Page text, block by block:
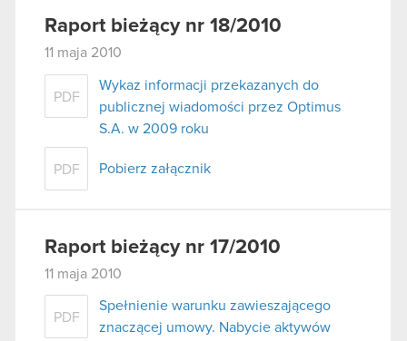
Raport bieżący nr 18/2010
11 maja 2010
PDF
Wykaz informacji przekazanych do
publicznej wiadomości przez Optimus
S.A. w 2009 roku
PDF Pobierz załącznik
Raport bieżący nr 17/2010
11 maja 2010
PDF
Spełnienie warunku zawieszającego
znaczącej umowy. Nabycie aktywów